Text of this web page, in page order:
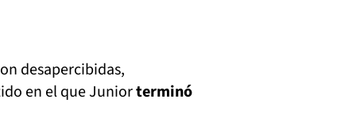
desapercibidas,
en el que Juniorterminó